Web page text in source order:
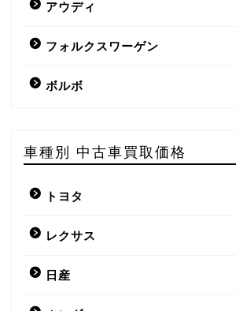
アウディ
フォルクスワーゲン
ボルボ
車種別 中古車買取価格
トヨタ
レクサス
日産